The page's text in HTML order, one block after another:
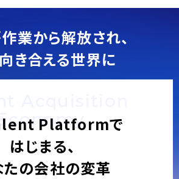
業から解放され、
き合える世界に
Platformで
はじまる、
たの会社の変革